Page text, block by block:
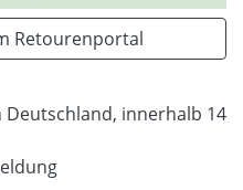
Retourenportal
innerhalb 14